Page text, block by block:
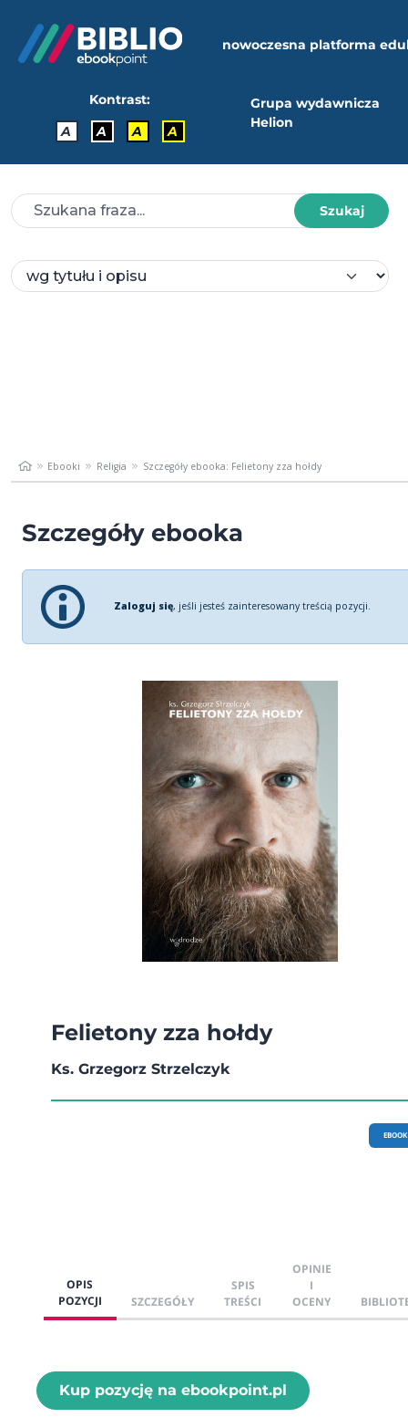
nowoczesna platforma
Kontrast:
A
A A A
Grupa wydawnicza
Helion
Szukaj
Ebooki Religia Szczegóły ebooka: Felietony zza hołdy
Szczegóły ebooka
Zaloguj się, jeśli jesteś zainteresowany treścią pozycji.
Felietony zza hołdy
Ks. Grzegorz Strzelczyk
EBOOK
OPIS
POZYCJI
SZCZEGÓŁY
SPIS
TREŚCI
OPINIE
I
OCENY
Kup pozycję na ebookpoint.pl